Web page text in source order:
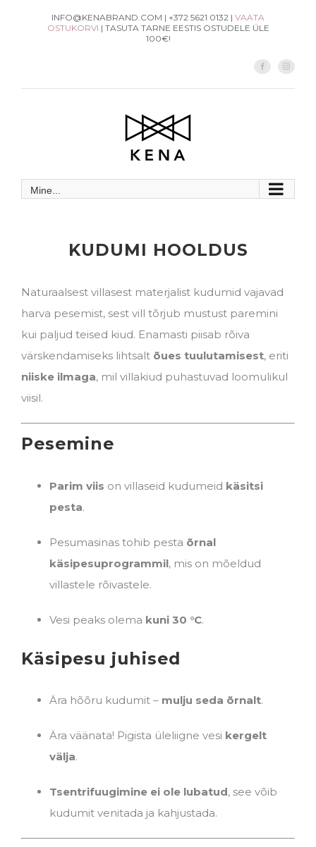
INFO@KENABRAND.COM | +372 5621 0132 | VAATA
OSTUKORVI | TASUTA TARNE EESTIS OSTUDELE ÜLE
100€!
Facebook
Mine...
KUDUMI HOOLDUS
Naturaalsest villasest materjalist kudumid vajavad
harva pesemist, sest vill tõrjub mustust paremini
kui paljud teised kiud. Enamasti piisab rõiva
värskendamiseks lihtsalt õues tuulutamisest, eriti
niiske ilmaga, mil villakiud puhastuvad loomulikul
viisil.
Pesemine
Parim viis on villaseid kudumeid käsitsi
pesta.
Pesumasinas tohib pesta õrnal
käsipesuprogrammil, mis on mõeldud
villastele rõivastele.
Vesi peaks olema kuni 30 °C.
Käsipesu juhised
Ära hõõru kudumit – mulju seda õrnalt.
Ära väänata! Pigista üleliigne vesi kergelt
välja.
Tsentrifuugimine ei ole lubatud, see võib
kudumit venitada ja kahjustada.